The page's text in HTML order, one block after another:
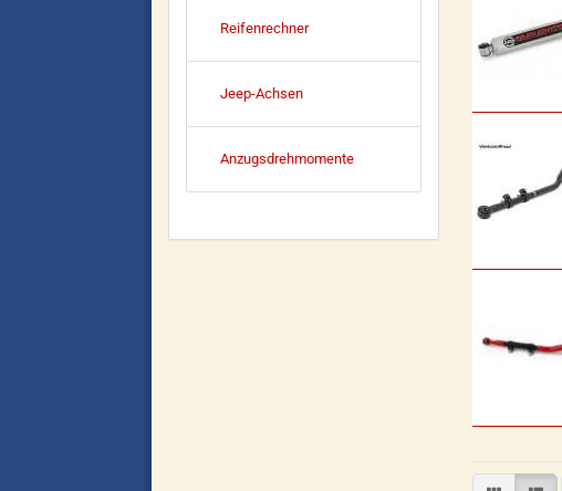
Reifenrechner
Jeep-Achsen
Anzugsdrehmomente